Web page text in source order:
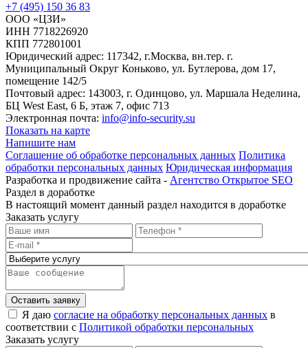
+7 (495) 150 36 83
ООО «ЦЗИ»
ИНН 7718226920
КПП 772801001
Юридический адрес: 117342, г.Москва, вн.тер. г.
Муниципальный Округ Коньково, ул. Бутлерова, дом 17,
помещение 142/5
Почтовый адрес: 143003, г. Одинцово, ул. Маршала Неделина,
БЦ West East, 6 Б, этаж 7, офис 713
Электронная почта: info@info-security.su
Показать на карте
Напишите нам
Соглашение об обработке персональных данных Политика
обработки персональных данных Юридическая информация
Разработка и продвижение сайта - Агентство Открытое SEO
Раздел в доработке
В настоящий момент данный раздел находится в доработке
Заказать услугу
Оставить заявку
Я даю согласие на обработку персональных данных в
соответствии с Политикой обработки персональных
Заказать услугу